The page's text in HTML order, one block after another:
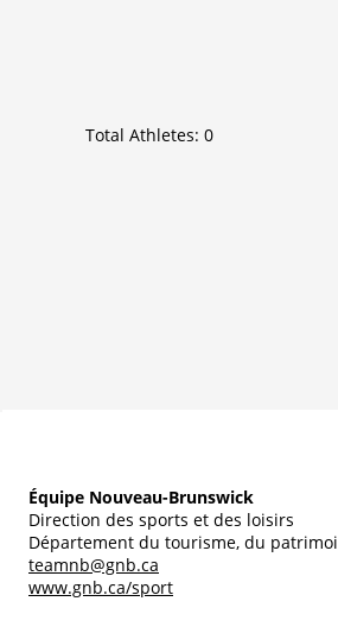
Total Athletes: 0
Équipe Nouveau-Brunswick
Direction des sports et des loisirs
Département du tourisme, du
teamnb@gnb.ca
www.gnb.ca/sport